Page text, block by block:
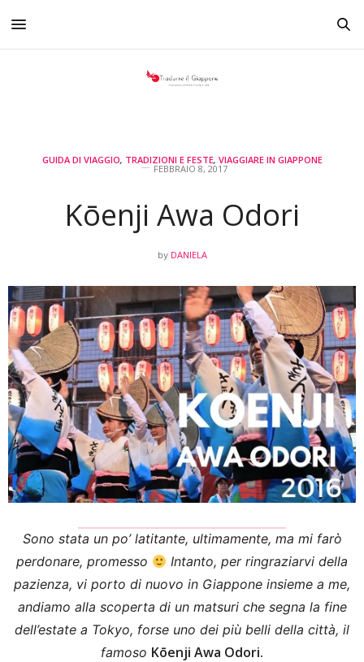
GUIDA DI VIAGGIO, TRADIZIONI E FESTE, VIAGGIARE IN GIAPPONE
FEBBRAIO 8, 2017
Kōenji Awa Odori
by DANIELA
Sono stata un po’ latitante, ultimamente, ma mi farò
perdonare, promesso
Intanto, per ringraziarvi della
pazienza, vi porto di nuovo in Giappone insieme a me,
andiamo alla scoperta di un matsuri che segna la fine
dell’estate a Tokyo, forse uno dei più belli della città, il
famoso Kōenji Awa Odori.